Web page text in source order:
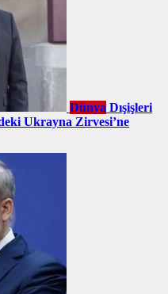
Dünya Dışişleri
Ukrayna Zirvesi’ne